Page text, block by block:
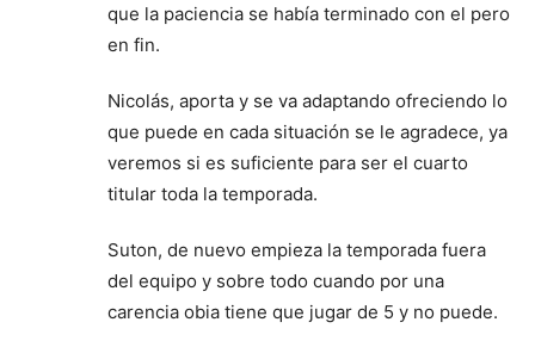
que la paciencia se había terminado con el pero
en fin.
Nicolás, aporta y se va adaptando ofreciendo lo
que puede en cada situación se le agradece, ya
veremos si es suficiente para ser el cuarto
titular toda la temporada.
Suton, de nuevo empieza la temporada fuera
del equipo y sobre todo cuando por una
carencia obia tiene que jugar de 5 y no puede.